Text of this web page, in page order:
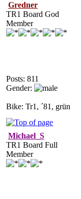
Gredner
TR1 Board God
Member
Posts: 811
Gender:
Bike: Tr1, ´81, grün
Michael_S
TR1 Board Full
Member